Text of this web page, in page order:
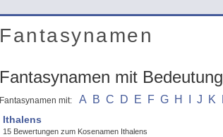
Fantasynamen
Fantasynamen mit Bedeutung
Fantasynamen mit: A B C D E F G H J K
Ithalens
15 Bewertungen zum Kosenamen Ithalens